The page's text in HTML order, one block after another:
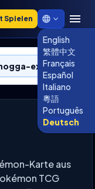
Spielen
English
繁體中文
Français
Español
Italiano
粵語
Português
Deutsch
ex • 264
Karte aus
TCG